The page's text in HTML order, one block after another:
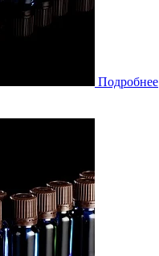
Подробнее